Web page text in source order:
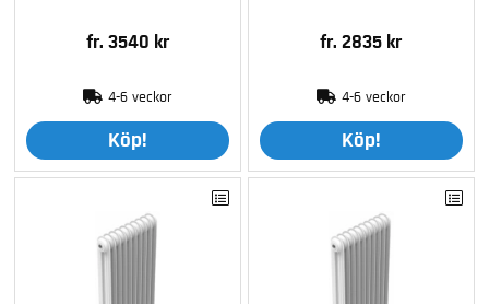
fr. 3540 kr
4-6 veckor
Köp!
fr. 2835 kr
4-6 veckor
Köp!